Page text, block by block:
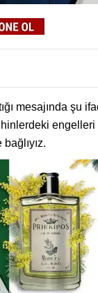
mesajında şu